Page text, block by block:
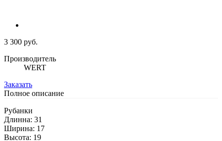
3 300 руб.
Производитель
WERT
Заказать
Полное описание
Рубанки
Длинна: 31
Ширина: 17
Высота: 19